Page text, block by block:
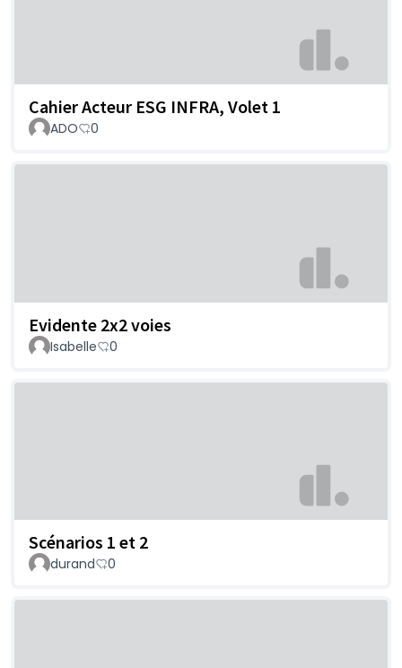
Cahier Acteur ESG INFRA, Volet 1
ADO 0
Evidente 2x2 voies
Isabelle 0
Scénarios 1 et 2
durand 0